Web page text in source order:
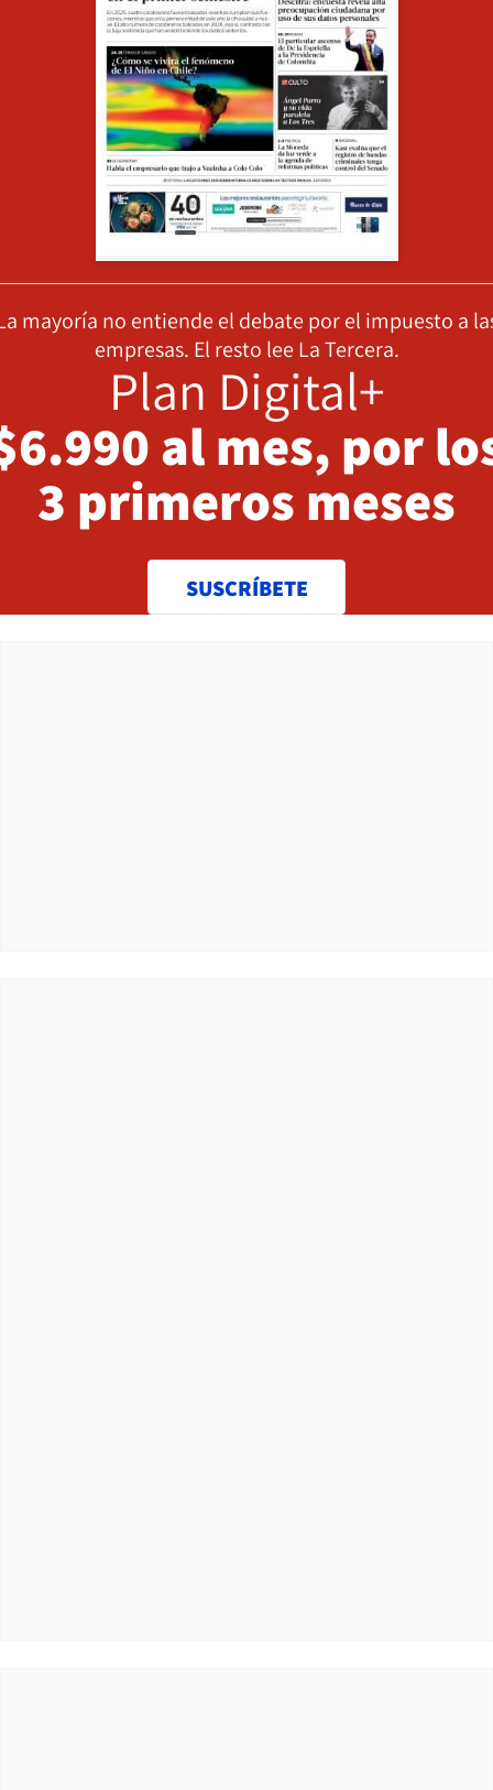
mayoría no entiende el debate por el impuesto a
empresas. El resto lee La Tercera.
Plan Digital+
al mes, por
3 primeros meses
SUSCRÍBETE